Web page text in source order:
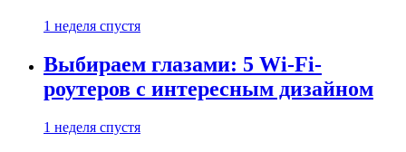
1 неделя спустя
Выбираем глазами: 5 Wi-Fi-
роутеров с интересным дизайном
1 неделя спустя